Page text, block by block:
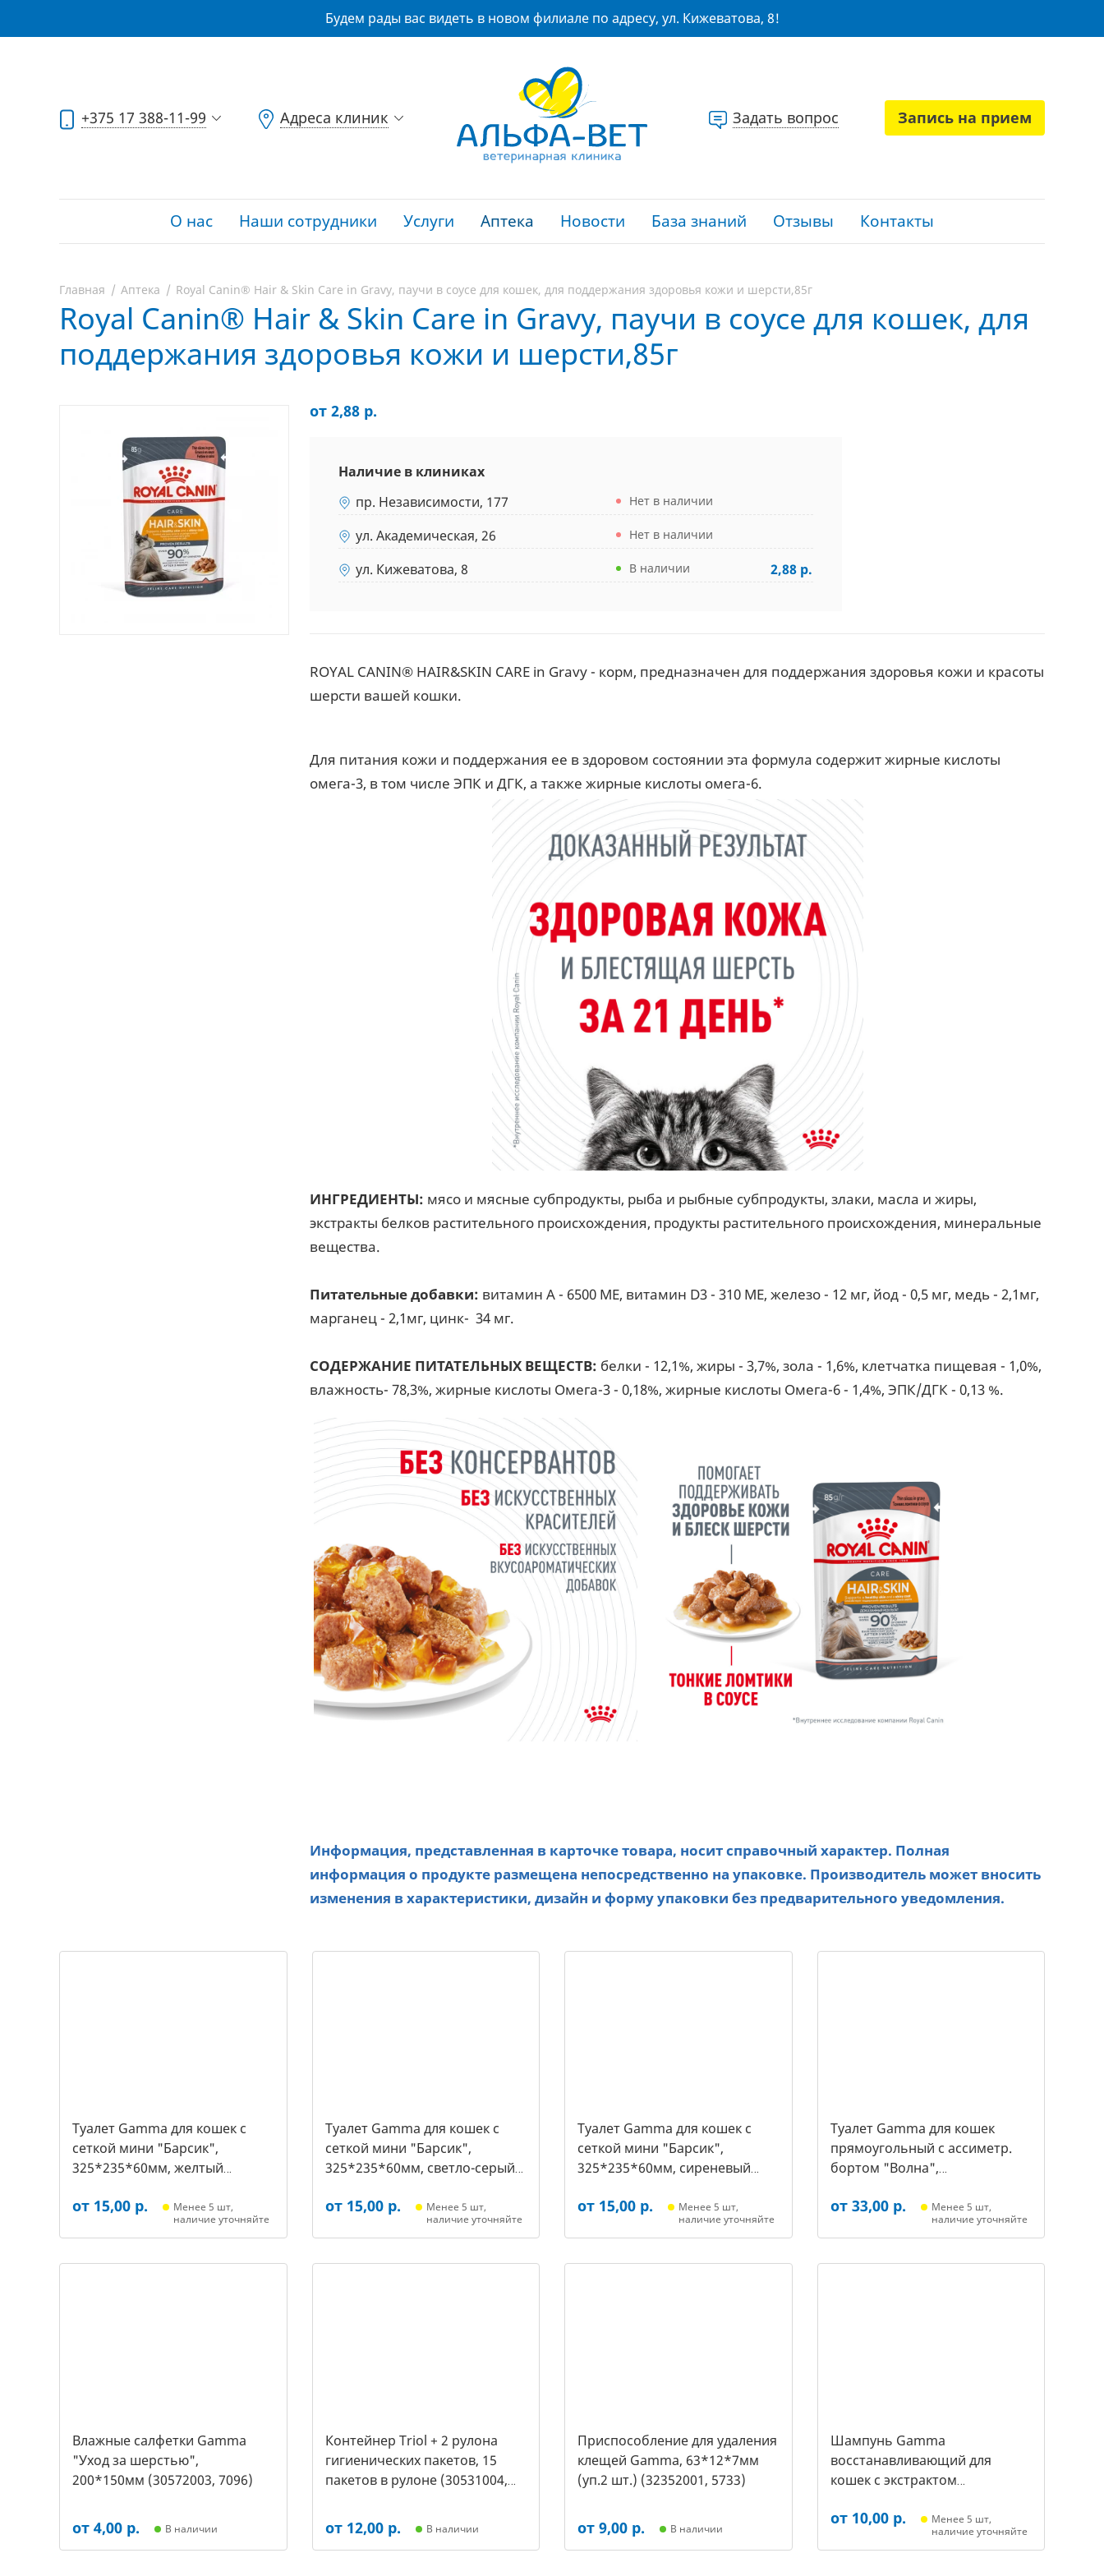
Будем рады вас видеть в новом филиале по адресу, ул. Кижеватова, 8!
+375 17 388-11-99 Адреса клиник Задать вопрос Запись на прием
О нас Наши сотрудники Услуги Аптека Новости База знаний Отзывы Контакты
Главная Аптека Royal Canin® Hair & Skin Care in Gravy, паучи в соусе для кошек, для поддержания здоровья кожи и шерсти,85г
Royal Canin® Hair & Skin Care in Gravy, паучи в соусе для кошек, для
поддержания здоровья кожи и шерсти,85г
от 2,88 р.
Наличие в клиниках
пр. Независимости, 177
Нет в наличии
ул. Академическая, 26 Нет в наличии
ул. Кижеватова, 8 В наличии 2,88 р.
ROYAL CANIN® HAIR&SKIN CARE in Gravy - корм, предназначен для поддержания здоровья кожи и красоты
шерсти вашей кошки.
Для питания кожи и поддержания ее в здоровом состоянии эта формула содержит жирные кислоты
омега-3, в том числе ЭПК и ДГК, а также жирные кислоты омега-6.
ИНГРЕДИЕНТЫ: мясо и мясные субпродукты, рыба и рыбные субпродукты, злаки, масла и жиры,
экстракты белков растительного происхождения, продукты растительного происхождения, минеральные
вещества.
Питательные добавки: витамин A - 6500 ME, витамин D3 - 310 ME, железо - 12 мг, йод - 0,5 мг, медь - 2,1мг,
марганец - 2,1мг, цинк- 34 мг.
СОДЕРЖАНИЕ ПИТАТЕЛЬНЫХ ВЕЩЕСТВ: белки - 12,1%, жиры - 3,7%, зола - 1,6%, клетчатка пищевая - 1,0%,
влажность- 78,3%, жирные кислоты Омега-3 - 0,18%, жирные кислоты Омега-6 - 1,4%, ЭПК/ДГК - 0,13 %.
Информация, представленная в карточке товара, носит справочный характер. Полная
информация о продукте размещена непосредственно на упаковке. Производитель может вносить
изменения в характеристики, дизайн и форму упаковки без предварительного уведомления.
Туалет Gamma для кошек c
сеткой мини "Барсик",
325*235*60мм, желтый
от 15,00 р.
Менее 5 шт,
наличие уточняйте
Туалет Gamma для кошек c
сеткой мини "Барсик",
325*235*60мм, светло-серый
от 15,00 р.
Менее 5 шт,
наличие уточняйте
Туалет Gamma для кошек c
сеткой мини "Барсик",
325*235*60мм, сиреневый
от 15,00 р.
Менее 5 шт,
наличие уточняйте
Туалет Gamma для кошек
прямоугольный с ассиметр.
бортом "Волна",
(20452018, 3387)
от 33,00 р.
Менее 5 шт,
наличие уточняйте
Влажные салфетки Gamma
"Уход за шерстью",
200*150мм (30572003, 7096)
от 4,00 р. В наличии
Контейнер Triol + 2 рулона
гигиенических пакетов, 15
пакетов в рулоне (30531004,
от 12,00 р. В наличии
Приспособление для удаления
клещей Gamma, 63*12*7мм
(уп.2 шт.) (32352001, 5733)
от 9,00 р. В наличии
Шампунь Gamma
восстанавливающий для
кошек с экстрактом
3431)
от 10,00 р.
Менее 5 шт,
наличие уточняйте